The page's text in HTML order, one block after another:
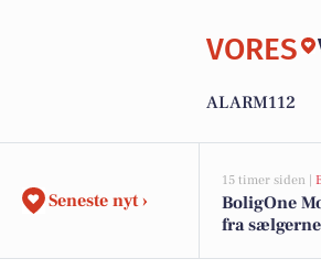
VORES
ALARM112
Seneste nyt ›
15 timer siden |
BoligOne
fra